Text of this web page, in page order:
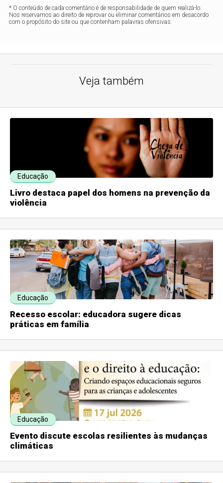
* O conteúdo de cada comentário é de responsabilidade de quem realizá-lo.
Nos reservamos ao direito de reprovar ou eliminar comentários em desacordo
com o propósito do site ou que contenham palavras ofensivas.
Veja também
Educação
Livro destaca papel dos homens na prevenção da
violência
Educação
Recesso escolar: educadora sugere dicas
práticas em família
Educação
Evento discute escolas resilientes às mudanças
climáticas